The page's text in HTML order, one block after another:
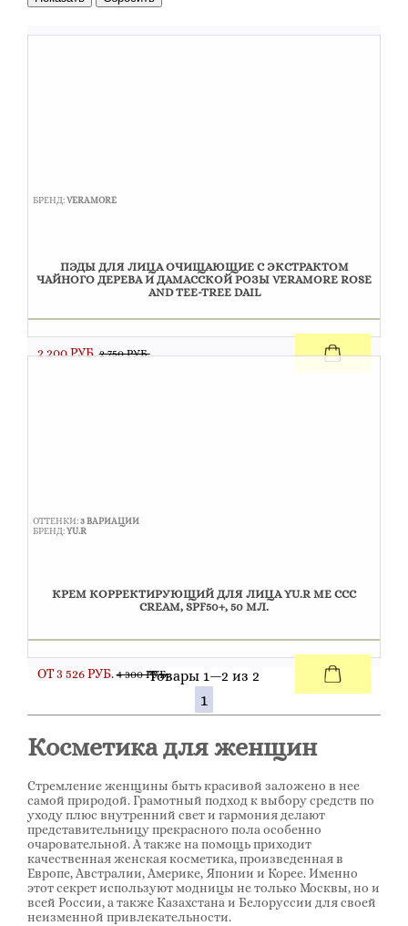
БРЕНД:VERAMORE
ПЭДЫ ДЛЯ ЛИЦА ОЧИЩАЮЩИЕ С ЭКСТРАКТОМ
ЧАЙНОГО ДЕРЕВА И ДАМАССКОЙ РОЗЫ VERAMORE ROSE
AND TEE-TREE DAIL
2 200 РУБ. 2 750 РУБ.
ОТТЕНКИ:3 ВАРИАЦИИ
БРЕНД:YU.R
КРЕМ КОРРЕКТИРУЮЩИЙ ДЛЯ ЛИЦА YU.R ME ССС
CREAM, SPF50+, 50 МЛ.
ОТ 3 526 РУБ. 4 300 РУБ.Товары 1—2 из 2
1
Косметика для женщин
Стремление женщины быть красивой заложено в нее
самой природой. Грамотный подход к выбору средств по
уходу плюс внутренний свет и гармония делают
представительницу прекрасного пола особенно
очаровательной. А также на помощь приходит
качественная женская косметика, произведенная в
Европе, Австралии, Америке, Японии и Корее. Именно
этот секрет используют модницы не только Москвы, но и
всей России, а также Казахстана и Белоруссии для своей
неизменной привлекательности.